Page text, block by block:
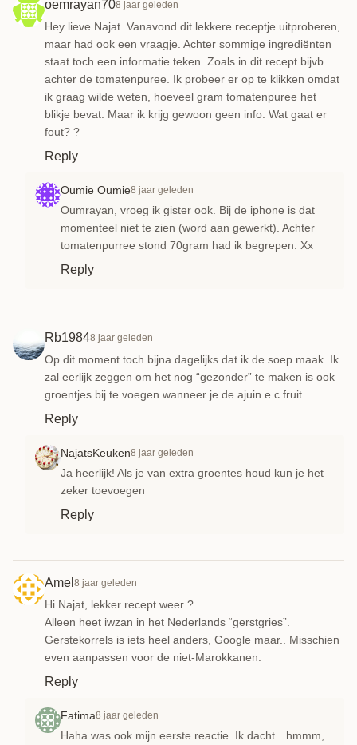
oemrayan708 jaar geleden
Hey lieve Najat. Vanavond dit lekkere receptje uitproberen,
maar had ook een vraagje. Achter sommige ingrediënten
staat toch een informatie teken. Zoals in dit recept bijvb
achter de tomatenpuree. Ik probeer er op te klikken omdat
ik graag wilde weten, hoeveel gram tomatenpuree het
blikje bevat. Maar ik krijg gewoon geen info. Wat gaat er
fout? ?
Reply
Oumie Oumie8 jaar geleden
Oumrayan, vroeg ik gister ook. Bij de iphone is dat
momenteel niet te zien (word aan gewerkt). Achter
tomatenpurree stond 70gram had ik begrepen. Xx
Reply
Rb19848 jaar geleden
Op dit moment toch bijna dagelijks dat ik de soep maak. Ik
zal eerlijk zeggen om het nog “gezonder” te maken is ook
groentjes bij te voegen wanneer je de ajuin e.c fruit….
Reply
NajatsKeuken8 jaar geleden
Ja heerlijk! Als je van extra groentes houd kun je het
zeker toevoegen
Reply
Amel 8 jaar geleden
Hi Najat, lekker recept weer ?
Alleen heet iwzan in het Nederlands “gerstgries”.
Gerstekorrels is iets heel anders, Google maar.. Misschien
even aanpassen voor de niet-Marokkanen.
Reply
Fatima8 jaar geleden
Haha was ook mijn eerste reactie. Ik dacht…hmmm,